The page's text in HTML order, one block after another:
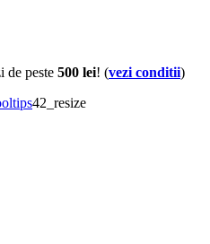
de peste 500 lei! (vezi conditii)
42_resize